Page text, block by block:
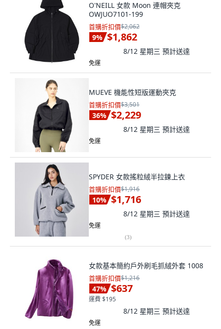
O'NEILL 女款 Moon 連帽夾克
OWJUO7101-199
首購折扣價$2,062
9% $1,862
8/12 星期三 預計送達
免運
MUEVE 機能性短版運動夾克
首購折扣價$3,501
36% $2,229
8/12 星期三 預計送達
免運
SPYDER 女款搖粒絨半拉鍊上衣
首購折扣價$1,916
10% $1,716
8/12 星期三 預計送達
免運
(3)
女款基本簡約戶外刷毛抓絨外套 1008
首購折扣價$1,216
47% $637
運費 $195
8/12 星期三 預計送達
免運